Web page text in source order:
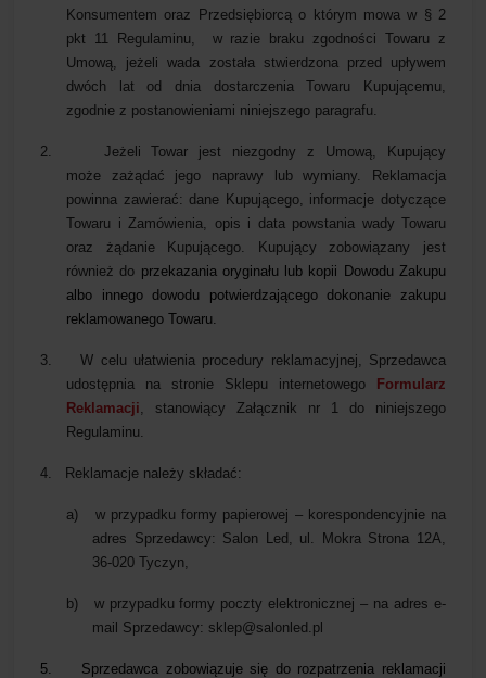
Konsumentem oraz Przedsiębiorcąo którym mowa w § 2
pkt 11 Regulaminu,
w razie braku zgodności Towaru z
Umową, jeżeli wada została stwierdzona przed upływem
dwóch lat od dnia dostarczenia Towaru Kupującemu,
zgodnie z postanowieniami niniejszego paragrafu.
2.
Jeżeli Towar jest niezgodny z Umową, Kupujący
może zażądać jego naprawy lub wymiany. Reklamacja
powinna zawierać: dane Kupującego, informacje dotyczące
Towaru i Zamówienia, opis i data powstania wady Towaru
oraz żądanie Kupującego. Kupujący zobowiązany jest
również do przekazania oryginału lub kopii Dowodu Zakupu
albo innego dowodu potwierdzającego dokonanie zakupu
reklamowanego Towaru.
3.
W celu ułatwienia procedury reklamacyjnej, Sprzedawca
udostępnia na stronie Sklepu internetowego
Formularz
Reklamacji , stanowiący Załącznik nr 1 do niniejszego
Regulaminu.
4. Reklamacje należy składać:
a)
w przypadku formy papierowej – korespondencyjnie na
adres Sprzedawcy: Salon Led, ul. Mokra Strona 12A,
36-020 Tyczyn,
b)
w przypadku formy poczty elektronicznej – na adres e-
mail Sprzedawcy: sklep@salonled.pl
5.
Sprzedawca zobowiązuje się do rozpatrzenia reklamacji